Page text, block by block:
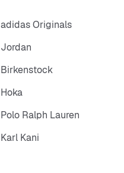
adidas Originals
Jordan
Birkenstock
Hoka
Polo Ralph Lauren
Karl Kani